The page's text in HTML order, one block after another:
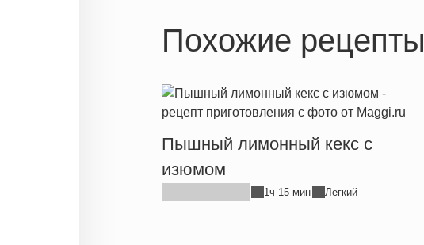
Похожие рецепты
Пышный лимонный кекс с
изюмом
1ч 15 мин Легкий